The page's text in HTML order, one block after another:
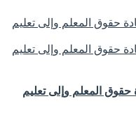
حقوق المعلم وإلى تعليم